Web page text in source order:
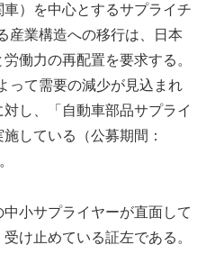
）を中心とするサプライチ
産業構造への移行は、日本
働力の再配置を要求する。
って需要の減少が見込まれ
し、「自動車部品サプライ
している（公募期間：
小サプライヤーが直面して
け止めている証左である。